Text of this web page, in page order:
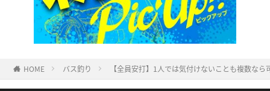
HOME バス釣り 【全員安打】1人では気付けないことも複数な